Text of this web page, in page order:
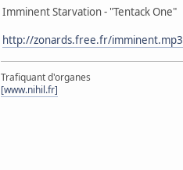
Imminent Starvation - "Tentack One"
http://zonards.free.fr/imminent.mp3
Trafiquant d'organes
[www.nihil.fr]